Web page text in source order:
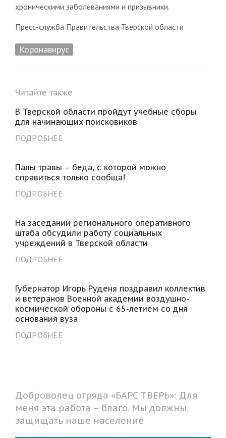
хроническими заболеваниями и призывники.
Пресс-служба Правительства Тверской области
Коронавирус
Читайте также
В Тверской области пройдут учебные сборы
для начинающих поисковиков
ПОДРОБНЕЕ
Палы травы – беда, с которой можно
справиться только сообща!
ПОДРОБНЕЕ
На заседании регионального оперативного
штаба обсудили работу социальных
учреждений в Тверской области
ПОДРОБНЕЕ
Губернатор Игорь Руденя поздравил коллектив
и ветеранов Военной академии воздушно-
космической обороны с 65-летием со дня
основания вуза
ПОДРОБНЕЕ
Доброволец отряда «БАРС ТВЕРЬ»: Для
меня эта работа – благо. Мы должны
защищать наше население